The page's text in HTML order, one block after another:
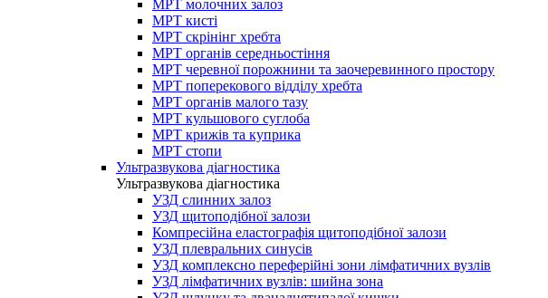
МРТ молочних залоз
МРТ кисті
МРТ скрінінг хребта
МРТ органів середньостіння
МРТ черевної порожнини та заочеревинного простору
МРТ поперекового відділу хребта
МРТ органів малого тазу
МРТ кульшового суглоба
МРТ крижів та куприка
МРТ стопи
Ультразвукова діагностика
Ультразвукова діагностика
УЗД слинних залоз
УЗД щитоподібної залози
Компресійна еластографія щитоподібної залози
УЗД плевральних синусів
УЗД комплексно переферійні зони лімфатичних вузлів
УЗД лімфатичних вузлів: шийна зона